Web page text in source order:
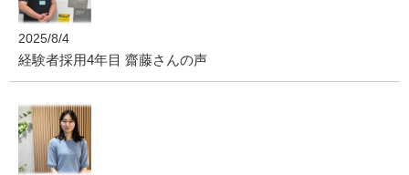
2025/8/4
経験者採用4年目 齋藤さんの声